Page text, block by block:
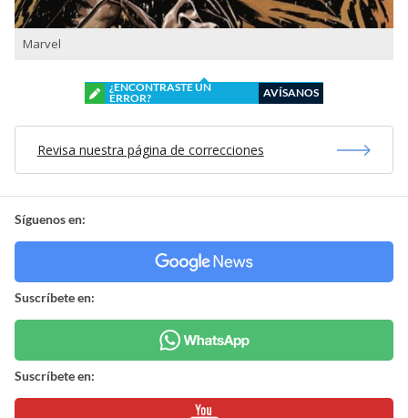
Marvel
¿ENCONTRASTE UN
ERROR?
AVÍSANOS
Revisa nuestra página de correcciones
Síguenos en:
Suscríbete en:
Suscríbete en: